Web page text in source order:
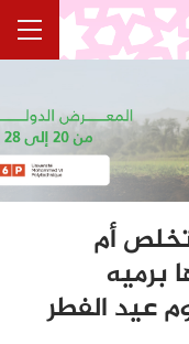
أم
برميه
عيد الفطر